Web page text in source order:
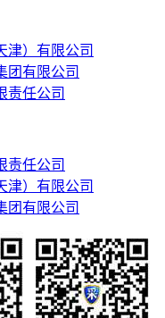
津）有限公司
团有限公司
责任公司
责任公司
津）有限公司
团有限公司